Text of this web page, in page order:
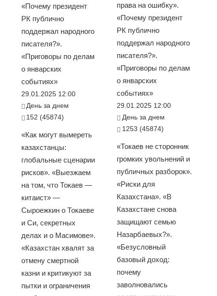
«Почему президент
РК публично
поддержал народного
писателя?».
«Приговоры по делам
о январских
событиях»
29.01.2025 12:00
День за днем
152 (45874)
«Как могут вымереть
казахстанцы:
глобальные сценарии
рисков». «Выезжаем
на том, что Токаев —
китаист» —
Сыроежкин о Токаеве
и Си, секретных
делах и о Масимове».
«Казахстан хвалят за
отмену смертной
казни и критикуют за
пытки и ограничения
права на ошибку».
«Почему президент
РК публично
поддержал народного
писателя?».
«Приговоры по делам
о январских
событиях»
29.01.2025 12:00
День за днем
1253 (45874)
«Токаев не сторонник
громких увольнений и
публичных разборок».
«Риски для
Казахстана». «В
Казахстане снова
защищают семью
Назарбаевых?».
«Безусловный
базовый доход:
почему
заволновались